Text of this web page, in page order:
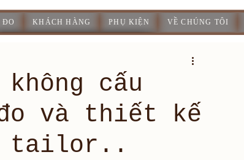
ĐO KHÁCH HÀNG PHỤ KIỆN VỀ CHÚNG TÔI
cấu
và thiết kế
tailor..